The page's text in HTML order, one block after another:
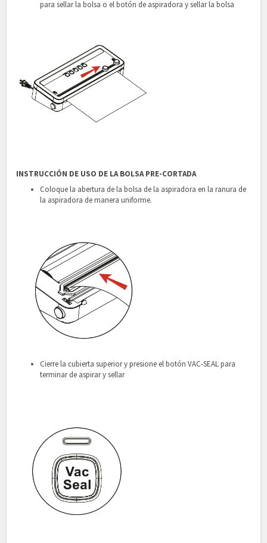
para sellar la bolsa o el botón de aspiradora y sellar la bolsa
INSTRUCCIÓN DE USO DE LA BOLSA PRE-CORTADA
Coloque la abertura de la bolsa de la aspiradora en la ranura de
la aspiradora de manera uniforme.
Cierre la cubierta superior y presione el botón VAC-SEAL para
terminar de aspirar y sellar